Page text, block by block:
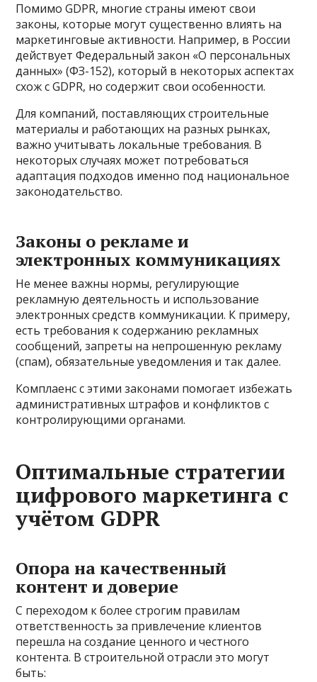
Помимо GDPR, многие страны имеют свои
законы, которые могут существенно влиять на
маркетинговые активности. Например, в России
действует Федеральный закон «О персональных
данных» (ФЗ-152), который в некоторых аспектах
схож с GDPR, но содержит свои особенности.
Для компаний, поставляющих строительные
материалы и работающих на разных рынках,
важно учитывать локальные требования. В
некоторых случаях может потребоваться
адаптация подходов именно под национальное
законодательство.
Законы о рекламе и
электронных коммуникациях
Не менее важны нормы, регулирующие
рекламную деятельность и использование
электронных средств коммуникации. К примеру,
есть требования к содержанию рекламных
сообщений, запреты на непрошенную рекламу
(спам), обязательные уведомления и так далее.
Комплаенс с этими законами помогает избежать
административных штрафов и конфликтов с
контролирующими органами.
Оптимальные стратегии
цифрового маркетинга с
учётом GDPR
Опора на качественный
контент и доверие
С переходом к более строгим правилам
ответственность за привлечение клиентов
перешла на создание ценного и честного
контента. В строительной отрасли это могут
быть: